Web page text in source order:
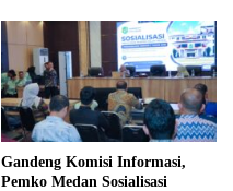
Gandeng Komisi Informasi,
Pemko Medan Sosialisasi